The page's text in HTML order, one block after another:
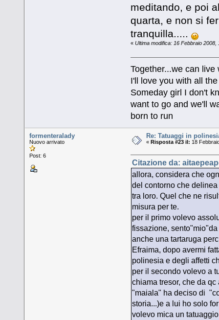
meditando, e poi
quarta, e non si
tranquilla.....
« Ultima modifica: 16 Febbraio 2008,
Together...we can live
I'll love you with all
Someday girl I don't
want to go and we'll
born to run
formenteralady
Nuovo arrivato
Post: 6
Re: Tatuaggi in
«Risposta #23 il: 18
Citazione da:
allora, considera che
del contorno che
tra loro. Quel che ne
misura per te.
per il primo volevo
fissazione,
anche una tartaruga
Efraima, dopo avermi
polinesia e degli affetti
per il secondo volevo a
chiama tresor, che da
"maiala" ha deciso di
storia...)e a lui ho solo
volevo mica un